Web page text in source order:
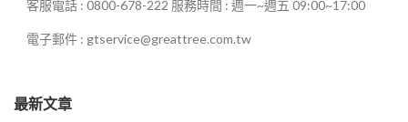
客服電話 : 0800-678-222 服務時間 : 週一~週五 09:00~17:00
電子郵件 : gtservice@greattree.com.tw
最新文章